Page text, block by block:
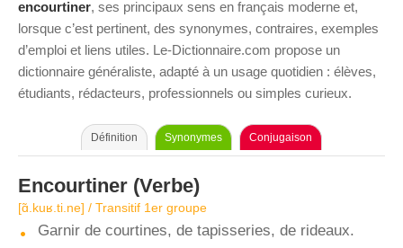
encourtiner, ses principaux sens en français moderne et,
lorsque c’est pertinent, des synonymes, contraires, exemples
d’emploi et liens utiles. Le-Dictionnaire.com propose un
dictionnaire généraliste, adapté à un usage quotidien : élèves,
étudiants, rédacteurs, professionnels ou simples curieux.
Définition Synonymes Conjugaison
Encourtiner (Verbe)
[ɑ̃.kuʁ.ti.ne] / Transitif 1er groupe
Garnir de courtines, de tapisseries, de rideaux.